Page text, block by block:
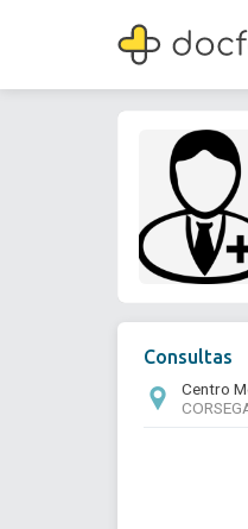
Antonio
Médico
Consultas
Centro